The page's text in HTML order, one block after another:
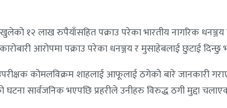
१२ लाख रुपैयाँसहित पक्राउ परेका भारतीय नागरिक
आरोपमा पक्राउ परेका धनञ्जय र मुसाहेबलाई छुटाई
कोमलविक्रम शाहलाई आफूलाई ठगेको बारे जानकारी
सार्वजनिक भएपछि प्रहरीले उनीहरु विरुद्ध ठगी मुद्दा